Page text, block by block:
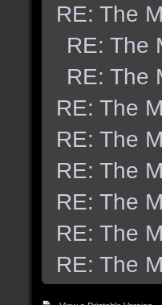
RE: The
RE: The
RE: The
RE: The
RE: The
RE: The
RE: The
RE: The
RE: The